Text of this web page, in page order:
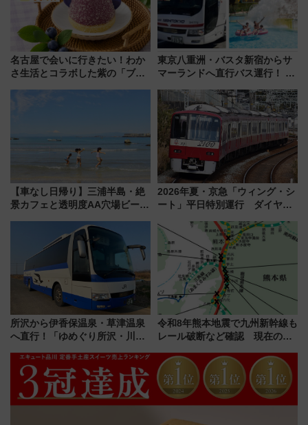
名古屋で会いに行きたい！わか
さ生活とコラボした紫の「ブル
売
東京八重洲・バスタ新宿からサ
マーランドへ直行バス運行！ お
推し活を楽しもう！（2026年
8/1～31）
【車なし日帰り】三浦半島・絶
景カフェと透明度AA穴場ビーチ
用してストレスフリー旅へ行こ
2026年夏・京急「ウィング・シ
ート」平日特別運行 ダイヤ・
三浦海岸を堪能できるお出かけ
プランもご紹介
所沢から伊香保温泉・草津温泉
へ直行！「ゆめぐり所沢・川越
軽に 運行ダイヤ・運賃を解説
令和8年熊本地震で九州新幹線も
レール破断など確認 現在の運
響